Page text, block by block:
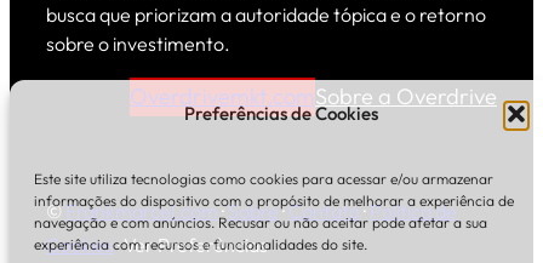
Preferências de Cookies
Este site utiliza tecnologias como cookies para acessar e/ou armazenar
informações do dispositivo com o propósito de melhorar a experiência de
navegação e com anúncios. Recusar ou não aceitar pode afetar a sua
experiência com recursos e funcionalidades do site.
busca que priorizam a autoridade tópica e o retorno
sobre o investimento.
Overdrivemkt.comSobre a Overdrive
©Frankmarcel.com·Sobre·Contato·Política de
Cookies·Ver Preferências